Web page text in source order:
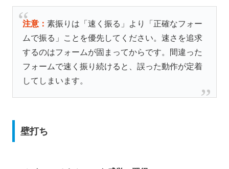
注意：素振りは「速く振る」より「正確なフォー
ムで振る」ことを優先してください。速さを追求
するのはフォームが固まってからです。間違った
フォームで速く振り続けると、誤った動作が定着
してしまいます。
壁打ち